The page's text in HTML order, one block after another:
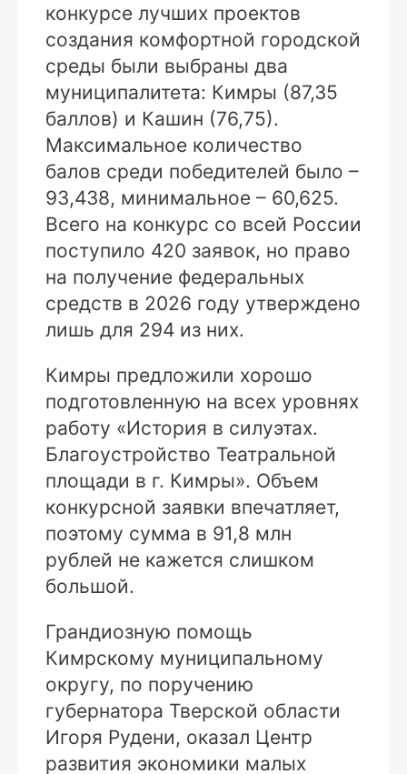
конкурсе лучших проектов
создания комфортной городской
среды были выбраны два
муниципалитета: Кимры (87,35
баллов) и Кашин (76,75).
Максимальное количество
балов среди победителей было –
93,438, минимальное – 60,625.
Всего на конкурс со всей России
поступило 420 заявок, но право
на получение федеральных
средств в 2026 году утверждено
лишь для 294 из них.
Кимры предложили хорошо
подготовленную на всех уровнях
работу «История в силуэтах.
Благоустройство Театральной
площади в г. Кимры». Объем
конкурсной заявки впечатляет,
поэтому сумма в 91,8 млн
рублей не кажется слишком
большой.
Грандиозную помощь
Кимрскому муниципальному
округу, по поручению
губернатора Тверской области
Игоря Рудени, оказал Центр
развития экономики малых